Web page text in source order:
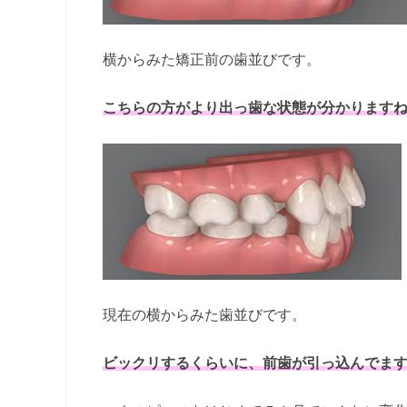
横からみた矯正前の歯並びです。
こちらの方がより出っ歯な状態が分かります
現在の横からみた歯並びです。
ビックリするくらいに、前歯が引っ込んでま